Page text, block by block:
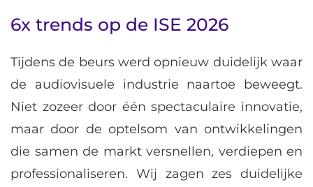
6x trends op de ISE 2026
Tijdens de beurs werd opnieuw duidelijk waar
de audiovisuele industrie naartoe beweegt.
Niet zozeer door één spectaculaire innovatie,
maar door de optelsom van ontwikkelingen
die samen de markt versnellen, verdiepen en
professionaliseren. Wij zagen zes duidelijke